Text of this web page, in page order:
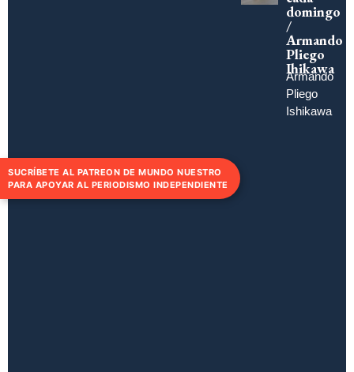
domingo
/
Armando
Pliego
Ihikawa
Armando
Pliego
Ishikawa
SUCRÍBETE AL PATREON DE MUNDO NUESTRO
PARA APOYAR AL PERIODISMO INDEPENDIENTE